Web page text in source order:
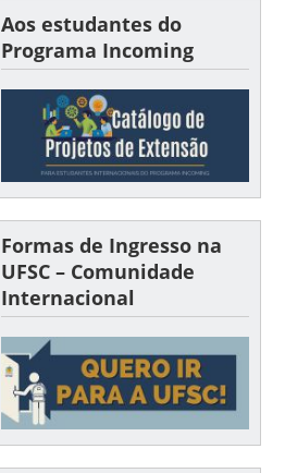
Aos estudantes do
Programa Incoming
Formas de Ingresso na
UFSC – Comunidade
Internacional